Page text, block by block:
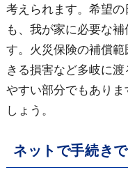
考えられます。希望
も、我が家に必要な
す。火災保険の補償
きる損害など多岐に
やすい部分でもあり
しょう。
ネットで手続き